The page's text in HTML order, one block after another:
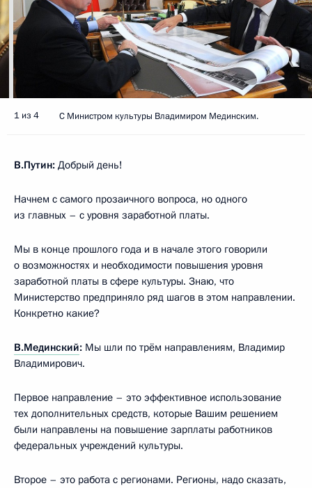
1 из 4 С Министром культуры Владимиром Мединским.
В.Путин: Добрый день!
Начнем с самого прозаичного вопроса, но одного
из главных – с уровня заработной платы.
Мы в конце прошлого года и в начале этого говорили
о возможностях и необходимости повышения уровня
заработной платы в сфере культуры. Знаю, что
Министерство предприняло ряд шагов в этом направлении.
Конкретно какие?
В.Мединский: Мы шли по трём направлениям, Владимир
Владимирович.
Первое направление – это эффективное использование
тех дополнительных средств, которые Вашим решением
были направлены на повышение зарплаты работников
федеральных учреждений культуры.
Второе – это работа с регионами. Регионы, надо сказать,